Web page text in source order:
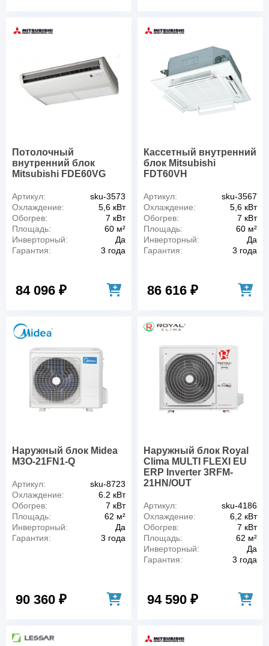
Потолочный
внутренний блок
Mitsubishi FDE60VG
Артикул:
sku-3573
Охлаждение:
5,6 кВт
Обогрев:
7 кВт
Площадь:
60 м²
Инверторный:
Да
Гарантия:
3 года
84 096 ₽
Кассетный внутренний
блок Mitsubishi
FDT60VH
Артикул:
sku-3567
Охлаждение:
5,6 кВт
Обогрев:
7 кВт
Площадь:
60 м²
Инверторный:
Да
Гарантия:
3 года
86 616 ₽
Наружный блок Midea
M3O-21FN1-Q
Артикул:
sku-8723
Охлаждение:
6.2 кВт
Обогрев:
7 кВт
Площадь:
62 м²
Инверторный:
Да
Гарантия:
3 года
90 360 ₽
Наружный блок Royal
Clima MULTI FLEXI EU
ERP Inverter 3RFM-
21HN/OUT
Артикул:
sku-4186
Охлаждение:
6,2 кВт
Обогрев:
7 кВт
Площадь:
62 м²
Инверторный:
Да
Гарантия:
3 года
94 590 ₽